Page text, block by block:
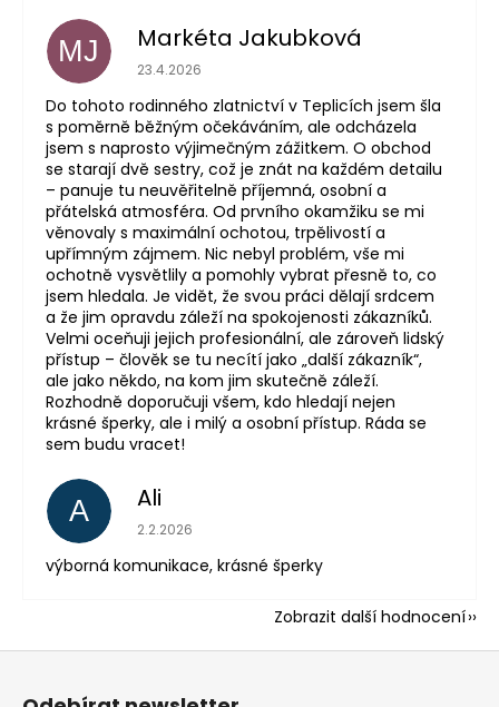
MJ Markéta Jakubková
Hodnocení obchodu je 5 z 5 hvězdiček.
23.4.2026
Do tohoto rodinného zlatnictví v Teplicích jsem šla
s poměrně běžným očekáváním, ale odcházela
jsem s naprosto výjimečným zážitkem. O obchod
se starají dvě sestry, což je znát na každém detailu
– panuje tu neuvěřitelně příjemná, osobní a
přátelská atmosféra. Od prvního okamžiku se mi
věnovaly s maximální ochotou, trpělivostí a
upřímným zájmem. Nic nebyl problém, vše mi
ochotně vysvětlily a pomohly vybrat přesně to, co
jsem hledala. Je vidět, že svou práci dělají srdcem
a že jim opravdu záleží na spokojenosti zákazníků.
Velmi oceňuji jejich profesionální, ale zároveň lidský
přístup – člověk se tu necítí jako „další zákazník“,
ale jako někdo, na kom jim skutečně záleží.
Rozhodně doporučuji všem, kdo hledají nejen
krásné šperky, ale i milý a osobní přístup. Ráda se
sem budu vracet!
A Ali
Hodnocení obchodu je 5 z 5 hvězdiček.
2.2.2026
výborná komunikace, krásné šperky
Zobrazit další hodnocení
Z